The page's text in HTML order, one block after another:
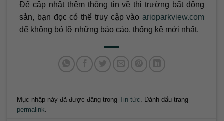
Để cập nhật thêm thông tin về thị trường bất động
sản, bạn đọc có thể truy cập vào arioparkview.com
để không bỏ lỡ những báo cáo, thống kê mới nhất.
Mục nhập này đã được đăng trongTin tức . Đánh dấu trang
permalink